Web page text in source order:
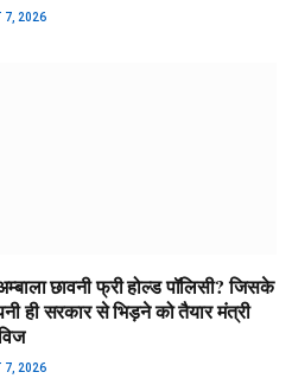
7, 2026
छावनी फ्री होल्ड पॉलिसी? जिसके
ही सरकार से भिड़ने को तैयार मंत्री
7, 2026